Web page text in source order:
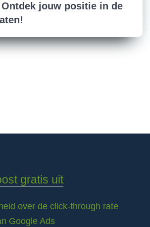
jouw positie in de
gratis uit
over de click-through rate
Google Ads